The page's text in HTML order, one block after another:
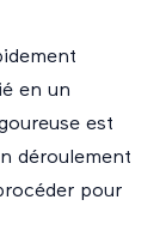
en un
est
déroulement
pour